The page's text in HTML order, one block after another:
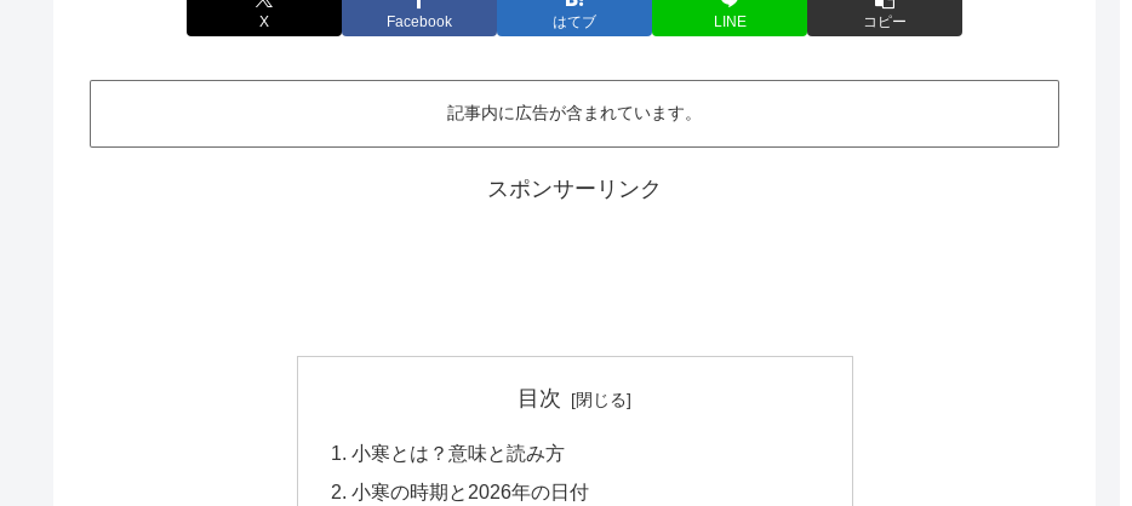
X Facebook はてブ LINE コピー
記事内に広告が含まれています。
スポンサーリンク
目次
小寒とは？意味と読み方
小寒の時期と2026年の日付